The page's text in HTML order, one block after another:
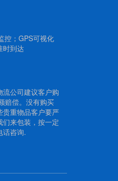
控；GPS可视化
时到达
公司建议客户购
赔偿。没有购买
贵重物品客户要严
来包装，按一定
话咨询.